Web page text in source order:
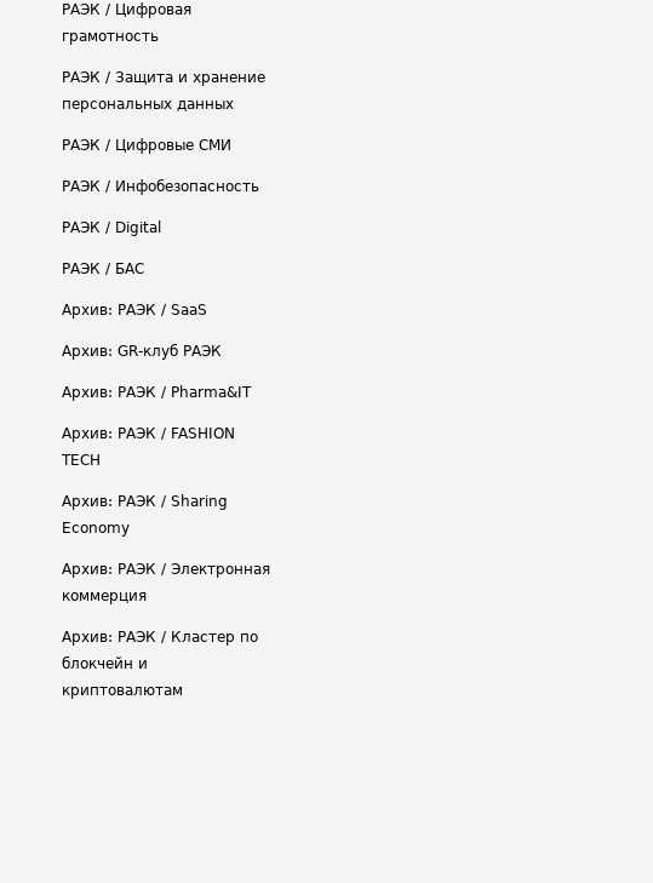
РАЭК / Цифровая
грамотность
РАЭК / Защита и хранение
персональных данных
РАЭК / Цифровые СМИ
РАЭК / Инфобезопасность
РАЭК / Digital
РАЭК / БАС
Архив: РАЭК / SaaS
Архив: GR-клуб РАЭК
Архив: РАЭК / Pharma&IT
Архив: РАЭК / FASHION
TECH
Архив: РАЭК / Sharing
Economy
Архив: РАЭК / Электронная
коммерция
Архив: РАЭК / Кластер по
блокчейн и
криптовалютам